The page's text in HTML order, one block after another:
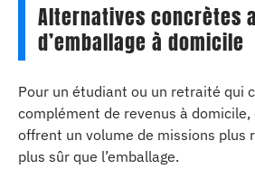
Alternatives concrètes
d’emballage à domicile
Pour un étudiant ou un retraité qui
complément de revenus à domicile,
offrent un volume de missions plus
plus sûr que l’emballage.